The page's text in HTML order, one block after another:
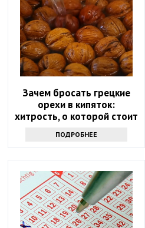
Зачем бросать грецкие
орехи в кипяток:
хитрость, о которой стоит
ПОДРОБНЕЕ